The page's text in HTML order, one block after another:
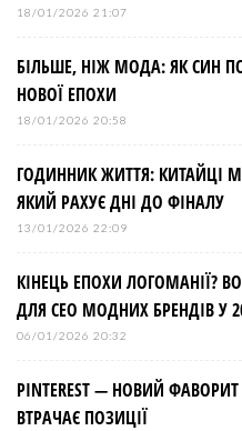
18/01/2026 21:07
БІЛЬШЕ, НІЖ МОДА: ЯК СИН
НОВОЇ ЕПОХИ
18/01/2026 20:58
ГОДИННИК ЖИТТЯ: КИТАЙЦІ
ЯКИЙ РАХУЄ ДНІ ДО ФІНАЛУ
13/01/2026 22:09
КІНЕЦЬ ЕПОХИ ЛОГОМАНІЇ?
ДЛЯ СЕО МОДНИХ БРЕНДІВ У
06/01/2026 20:32
PINTEREST — НОВИЙ
ВТРАЧАЄ ПОЗИЦІЇ